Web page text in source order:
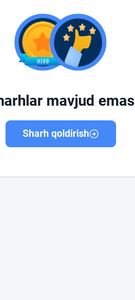
mavjud emas
Sharh qoldirish